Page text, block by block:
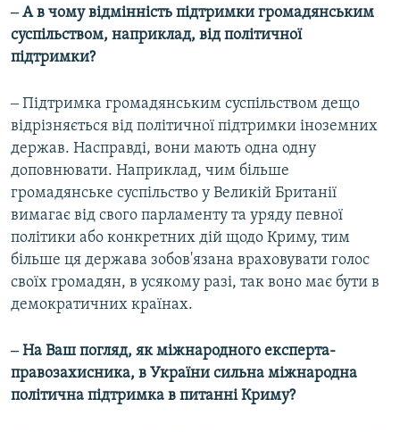
‒ А в чому відмінність підтримки громадянським
суспільством, наприклад, від політичної
підтримки?
‒ Підтримка громадянським суспільством дещо
відрізняється від політичної підтримки іноземних
держав. Насправді, вони мають одна одну
доповнювати. Наприклад, чим більше
громадянське суспільство у Великій Британії
вимагає від свого парламенту та уряду певної
політики або конкретних дій щодо Криму, тим
більше ця держава зобов'язана враховувати голос
своїх громадян, в усякому разі, так воно має бути в
демократичних країнах.
‒ На Ваш погляд, як міжнародного експерта-
правозахисника, в України сильна міжнародна
політична підтримка в питанні Криму?